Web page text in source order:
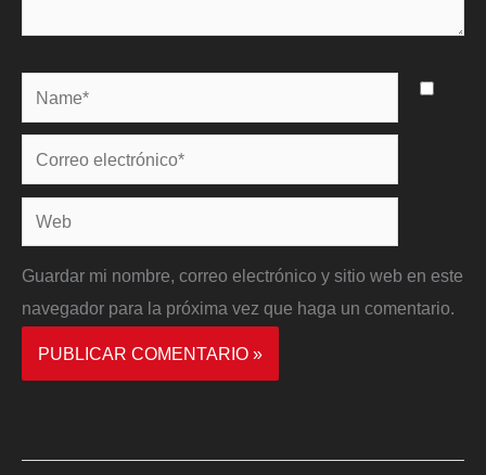
Name*
Correo
electrónico*
Web
Guardar mi nombre, correo electrónico y sitio web en este
navegador para la próxima vez que haga un comentario.